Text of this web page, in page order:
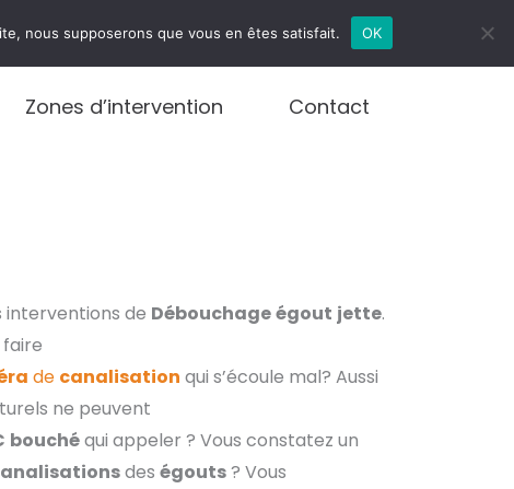
infos@debouchages.brussels
Zones d’intervention Contact
de Débouchageégout jette.
de canalisation qui s’écoule mal? Aussi
ne peuvent
bouchéqui appeler ? Vous constatez un
des égouts? Vous
nous supposerons que vous en êtes satisfait. OK